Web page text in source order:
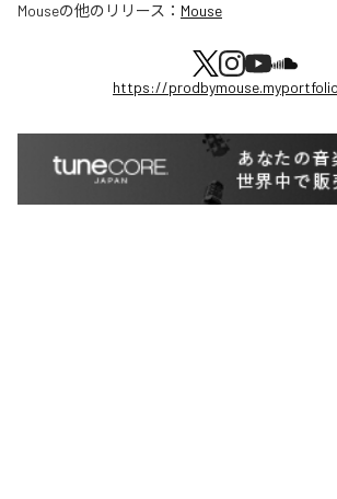
Mouseの他のリリース： Mouse
https://